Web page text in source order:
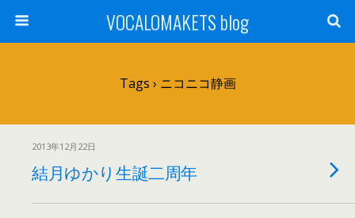
VOCALOMAKETS blog
Tags › ニコニコ静画
2013年12月22日
結月ゆかり生誕二周年